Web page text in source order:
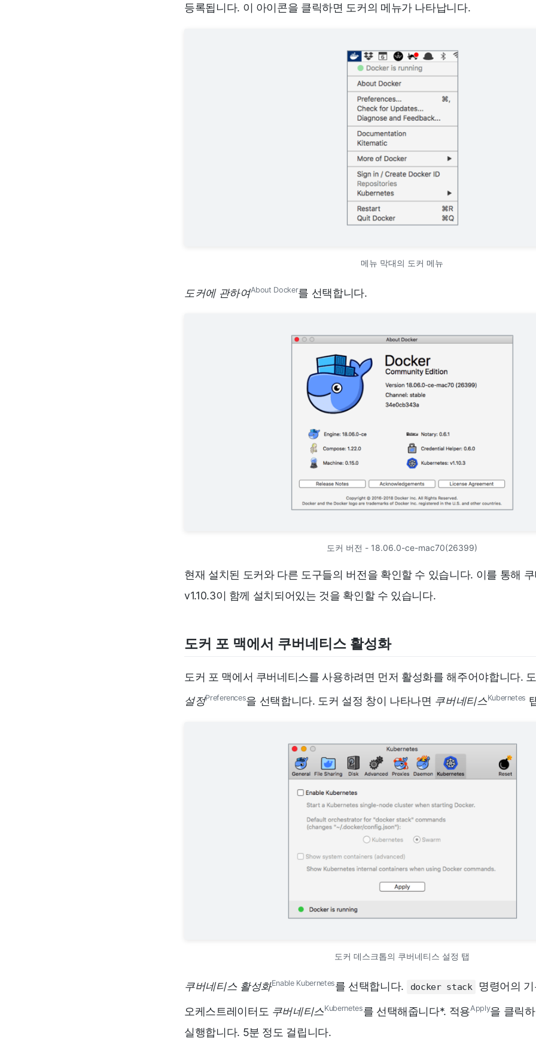
등록됩니다. 이 아이콘을 클릭하면 도커의 메뉴가 나타납니다.
메뉴 막대의 도커 메뉴
도커에 관하여About Docker를 선택합니다.
도커 버전 - 18.06.0-ce-mac70(26399)
현재 설치된 도커와 다른 도구들의 버전을 확인할 수 있습니다. 이를 통해
v1.10.3이 함께 설치되어있는 것을 확인할 수 있습니다.
도커 포 맥에서 쿠버네티스 활성화
도커 포 맥에서 쿠버네티스를 사용하려면 먼저 활성화를 해주어야합니다.
설정Preferences을 선택합니다. 도커 설정 창이 나타나면 쿠버네티스Kubernetes
도커 데스크톱의 쿠버네티스 설정 탭
쿠버네티스 활성화Enable Kubernetes를 선택합니다. docker stack
명령어의
오케스트레이터도 쿠버네티스Kubernetes를 선택해줍니다*. 적용Apply을 클릭
실행합니다. 5분 정도 걸립니다.